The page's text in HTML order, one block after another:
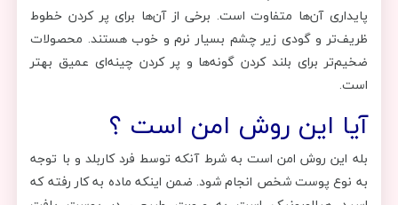
پایداری آن‌ها متفاوت است. برخی از آن‌ها برای پر کردن خطوط
ظریف‌تر و گودی زیر چشم بسیار نرم و خوب هستند. محصولات
ضخیم‌تر برای بلند کردن گونه‌ها و پر کردن چینه‌ای عمیق بهتر
است.
آیا این روش امن است ؟
بله این روش امن است به شرط آنکه توسط فرد کاربلد و با توجه
به نوع پوست شخص انجام شود. ضمن اینکه ماده به کار رفته که